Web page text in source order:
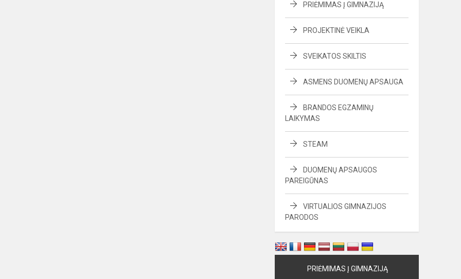
PRIĖMIMAS Į GIMNAZIJĄ
PROJEKTINĖ VEIKLA
SVEIKATOS SKILTIS
ASMENS DUOMENŲ APSAUGA
BRANDOS EGZAMINŲ
LAIKYMAS
STEAM
DUOMENŲ APSAUGOS
PAREIGŪNAS
VIRTUALIOS GIMNAZIJOS
PARODOS
PRIĖMIMAS Į GIMNAZIJĄ